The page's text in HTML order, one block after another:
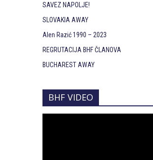
SAVEZ NAPOLJE!
SLOVAKIA AWAY
Alen Razić 1990 – 2023
REGRUTACIJA BHF ČLANOVA
BUCHAREST AWAY
BHF VIDEO